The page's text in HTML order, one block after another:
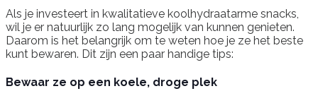
Als je investeert in kwalitatieve koolhydraatarme snacks,
wil je er natuurlijk zo lang mogelijk van kunnen genieten.
Daarom is het belangrijk om te weten hoe je ze het beste
kunt bewaren. Dit zijn een paar handige tips:
Bewaar ze op een koele, droge plek